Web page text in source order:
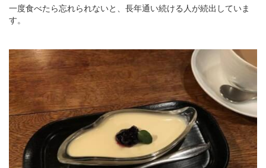
一度食べたら忘れられないと、長年通い続ける人が続出していま
す。